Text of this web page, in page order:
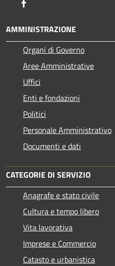
AMMINISTRAZIONE
Organi di Governo
Aree Amministrative
Uffici
Enti e fondazioni
Politici
Personale Amministrativo
Documenti e dati
CATEGORIE DI SERVIZIO
Anagrafe e stato civile
Cultura e tempo libero
Vita lavorativa
Imprese e Commercio
Catasto e urbanistica